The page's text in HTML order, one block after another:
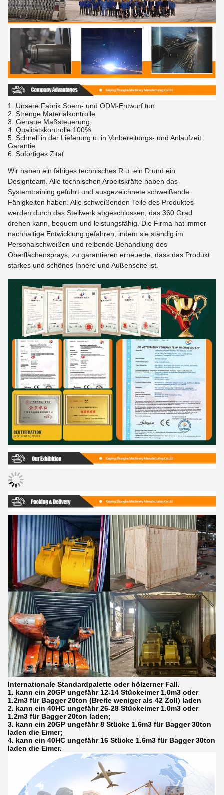
1. Unsere Fabrik Soem- und ODM-Entwurf tun
2. Strenge Materialkontrolle
3. Genaue Maßsteuerung
4. Qualitätskontrolle 100%
5. Schnell in der Lieferung u. in Vorbereitungs- und Anlaufzeit
Garantie
6. Sofortiges Zitat
Wir haben ein fähiges technisches R u. ein D und ein
Designteam. Alle technischen Arbeitskräfte haben das
Systemtraining geführt und ausgezeichnete schweißende
Fähigkeiten haben. Alle schweißenden Teile des Produktes
werden durch das Stellwerk abgeschlossen, das 360 Grad
drehen kann, bequem und leistungsfähig. Die Firma hat immer
nachhaltige Entwicklung gefahren, indem sie ständig im
Personalschweißen und reibende Behandlung des
Oberflächensprays, zu garantieren erneuerte, dass das Produkt
starkes und schönes Innere und Außenseite ist.
Internationale Standardpalette oder hölzerner Fall.
1. kann ein 20GP ungefähr 12-14 Stückeimer 1.0m3 oder
1.2m3 für Bagger 20ton (Breite weniger als 42 Zoll) laden
2. kann ein 40HC ungefähr 26-28 Stückeimer 1.0m3 oder
1.2m3 für Bagger 20ton laden;
3. kann ein 20GP ungefähr 8 Stücke 1.6m3 für Bagger 30ton
laden die Eimer;
4. kann ein 40HC ungefähr 16 Stücke 1.6m3 für Bagger 30ton
laden die Eimer.